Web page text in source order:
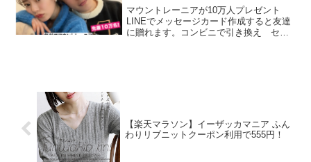
マウントレーニアが10万人プレゼント
LINEでメッセージカード作成すると友達
に贈れます。コンビニで引き換え セブ
【楽天マラソン】イーザッカマニア ふん
わりリブニットクーポン利用で555円！